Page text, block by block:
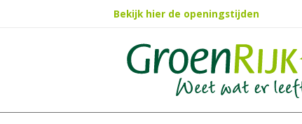
Bekijk hier de openingstijden